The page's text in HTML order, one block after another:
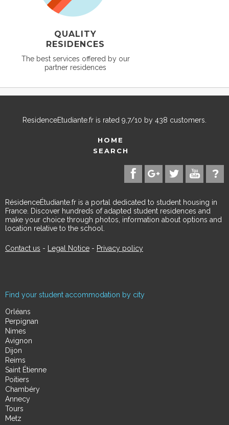
QUALITY
RESIDENCES
The best services offered by our
partner residences
ResidenceEtudiante.fr is rated 9,7/10 by 438 customers.
HOME
SEARCH
RésidenceÉtudiante.fr is a portal dedicated to student housing in
France. Discover hundreds of adapted student residences and
make your choice through photos, information about options and
location relative to the school.
Contact us - Legal Notice - Privacy policy
Find your student accommodation by city
Orléans
Perpignan
Nimes
Avignon
Dijon
Reims
Saint Étienne
Poitiers
Chambéry
Annecy
Tours
Metz